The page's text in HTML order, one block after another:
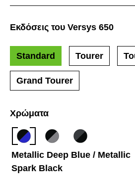
Χρώματα
Metallic Deep Blue / Metallic
Spark Black
Εκδόσεις του Versys 650
Standard Tourer
Grand Tourer